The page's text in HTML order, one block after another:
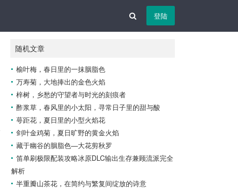
登陆
随机文章
榆叶梅，春日里的一抹胭脂色
万寿菊，大地捧出的金色火焰
梓树，乡愁的守望者与时光的刻痕者
酢浆草，春风里的小太阳，寻常日子里的甜与酸
萼距花，夏日里的小型火焰花
剑叶金鸡菊，夏日旷野的黄金火焰
藏于幽谷的胭脂色—大花剪秋罗
笛单刷极限配装攻略冰原DLC输出生存兼顾流派完全
解析
半重瓣山茶花，在简约与繁复间绽放的诗意